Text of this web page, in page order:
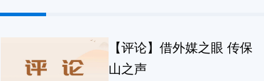
【评论】借外媒之眼 传保
山之声